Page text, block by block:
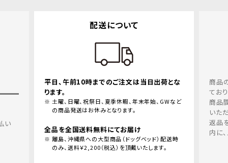
い
配送について
平日、午前10時までのご注文は当日出荷とな
ります。
土曜、日曜、祝祭日、夏季休暇、年末年始、GWなど
の商品発送はお休みとなります。
全品を全国送料無料にてお届け
離島、沖縄県への大型商品（ドッグベッド）配送時
のみ、送料￥2,200（税込）を頂戴いたします。
商品
てお
商品
いた
返品
内に